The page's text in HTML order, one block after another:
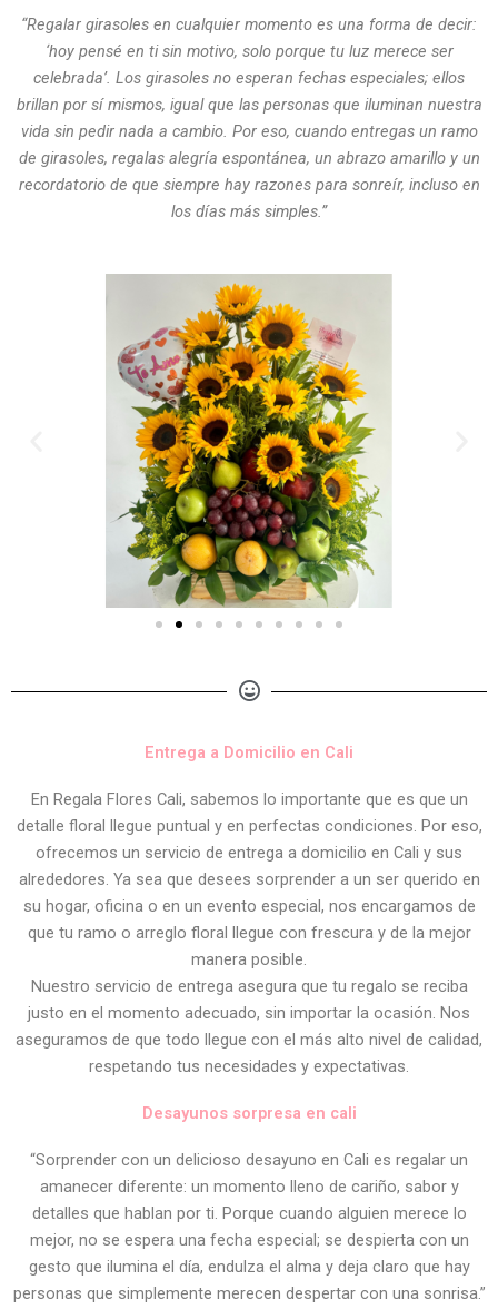
“Regalar girasoles en cualquier momento es una forma de decir:
‘hoy pensé en ti sin motivo, solo porque tu luz merece ser
celebrada’. Los girasoles no esperan fechas especiales; ellos
brillan por sí mismos, igual que las personas que iluminan nuestra
vida sin pedir nada a cambio. Por eso, cuando entregas un ramo
de girasoles, regalas alegría espontánea, un abrazo amarillo y un
recordatorio de que siempre hay razones para sonreír, incluso en
los días más simples.”
Entrega a Domicilio en Cali
En Regala Flores Cali, sabemos lo importante que es que un
detalle floral llegue puntual y en perfectas condiciones. Por eso,
ofrecemos un servicio de entrega a domicilio en Cali y sus
alrededores. Ya sea que desees sorprender a un ser querido en
su hogar, oficina o en un evento especial, nos encargamos de
que tu ramo o arreglo floral llegue con frescura y de la mejor
manera posible.
Nuestro servicio de entrega asegura que tu regalo se reciba
justo en el momento adecuado, sin importar la ocasión. Nos
aseguramos de que todo llegue con el más alto nivel de calidad,
respetando tus necesidades y expectativas.
Desayunos sorpresa en cali
“Sorprender con un delicioso desayuno en Cali es regalar un
amanecer diferente: un momento lleno de cariño, sabor y
detalles que hablan por ti. Porque cuando alguien merece lo
mejor, no se espera una fecha especial; se despierta con un
gesto que ilumina el día, endulza el alma y deja claro que hay
personas que simplemente merecen despertar con una sonrisa.”